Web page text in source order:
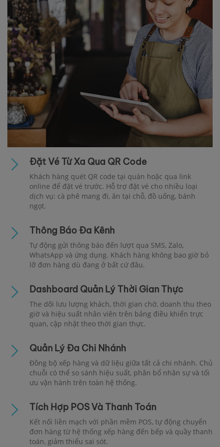
Đặt Vé Từ Xa Qua QR Code
Khách hàng quét QR code tại quán hoặc qua link
online để đặt vé trước. Hỗ trợ đặt vé cho nhiều loại
dịch vụ: cà phê mang đi, ăn tại chỗ, đồ uống, bánh
ngọt.
Thông Báo Đa Kênh
Tự động gửi thông báo đến lượt qua SMS, Zalo,
WhatsApp và ứng dụng. Khách hàng không bao giờ bỏ
lỡ đơn hàng dù đang ở bất cứ đâu.
Dashboard Quản Lý Thời Gian Thực
The dõi lưu lượng khách, thời gian chờ, doanh thu theo
giờ và hiệu suất nhân viên trên bảng điều khiển trực
quan, cập nhật theo thời gian thực.
Quản Lý Đa Chi Nhánh
Đồng bộ xếp hàng và dữ liệu giữa tất cả chi nhánh. Chủ
chuỗi có thể so sánh hiệu suất, phân bổ nhân sự và tối
ưu vận hành trên toàn hệ thống.
Tích Hợp POS Và Thanh Toán
Kết nối liền mạch với phần mềm POS, tự động chuyển
đơn hàng từ hệ thống xếp hàng đến bếp và quầy thanh
toán, giảm thiểu sai sót.